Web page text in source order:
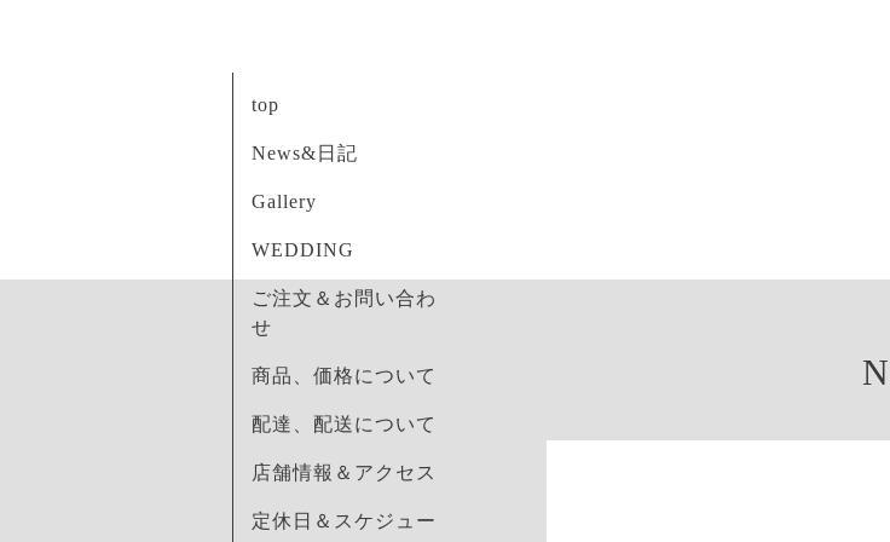
top
News&日記
Gallery
WEDDING
ご注文＆お問い合わ
せ
商品、価格について
配達、配送について
店舗情報＆アクセス
定休日＆スケジュー